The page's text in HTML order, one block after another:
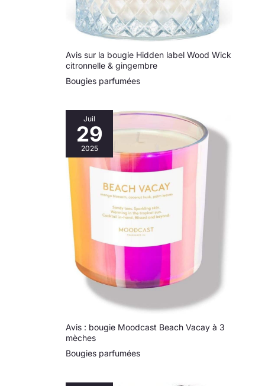
Avis sur la bougie Hidden label Wood Wick
citronnelle & gingembre
Bougies parfumées
Juil
29
2025
Avis : bougie Moodcast Beach Vacay à 3
mèches
Bougies parfumées